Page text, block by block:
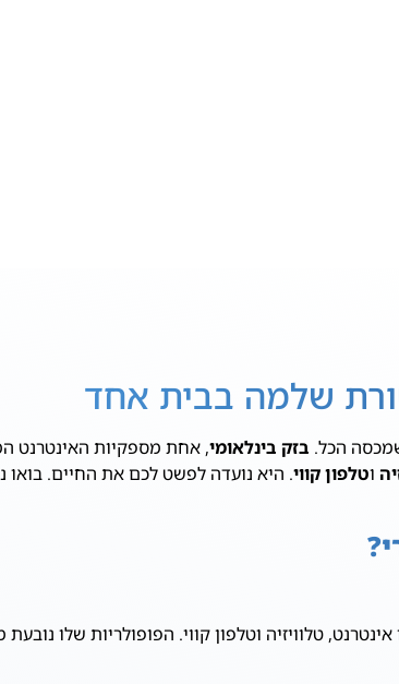
שלמה בבית אחד
הכל. בזק בינלאומי, אחת מספקיות האינטרנט
וטלפון קווי. היא נועדה לפשט לכם את החיים. בואו
טלוויזיה וטלפון קווי. הפופולריות שלו